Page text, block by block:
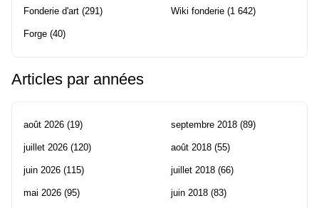
Fonderie d'art (291)
Forge (40)
Wiki fonderie (1 642)
Articles par années
août 2026 (19)
juillet 2026 (120)
juin 2026 (115)
mai 2026 (95)
septembre 2018 (89)
août 2018 (55)
juillet 2018 (66)
juin 2018 (83)